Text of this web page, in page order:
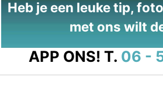
Heb je een leuke tip,
met ons wilt
APP ONS! T. 06 -